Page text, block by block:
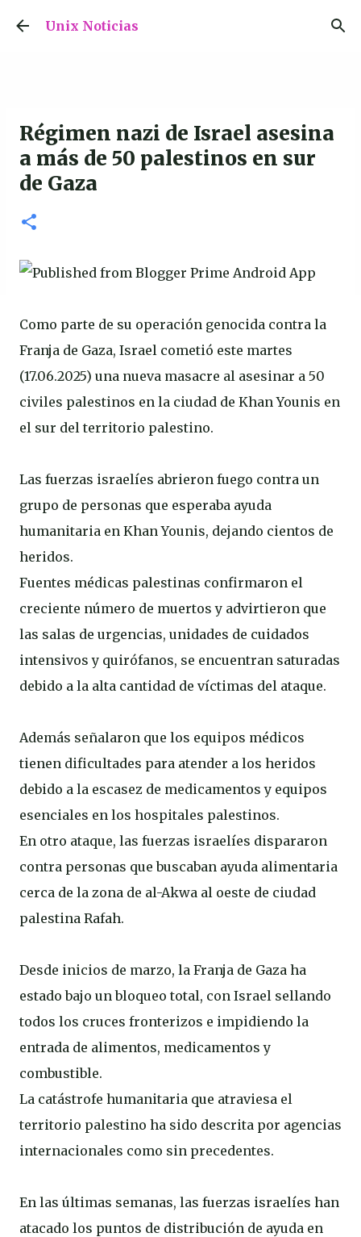
Ir al contenido principal
Unix Noticias
Régimen nazi de Israel asesina
a más de 50 palestinos en sur
de Gaza
Como parte de su operación genocida contra la
Franja de Gaza, Israel cometió este martes
(17.06.2025) una nueva masacre al asesinar a 50
civiles palestinos en la ciudad de Khan Younis en
el sur del territorio palestino.
Las fuerzas israelíes abrieron fuego contra un
grupo de personas que esperaba ayuda
humanitaria en Khan Younis, dejando cientos de
heridos.
Fuentes médicas palestinas confirmaron el
creciente número de muertos y advirtieron que
las salas de urgencias, unidades de cuidados
intensivos y quirófanos, se encuentran saturadas
debido a la alta cantidad de víctimas del ataque.
Además señalaron que los equipos médicos
tienen dificultades para atender a los heridos
debido a la escasez de medicamentos y equipos
esenciales en los hospitales palestinos.
En otro ataque, las fuerzas israelíes dispararon
contra personas que buscaban ayuda alimentaria
cerca de la zona de al-Akwa al oeste de ciudad
palestina Rafah.
Desde inicios de marzo, la Franja de Gaza ha
estado bajo un bloqueo total, con Israel sellando
todos los cruces fronterizos e impidiendo la
entrada de alimentos, medicamentos y
combustible.
La catástrofe humanitaria que atraviesa el
territorio palestino ha sido descrita por agencias
internacionales como sin precedentes.
En las últimas semanas, las fuerzas israelíes han
atacado los puntos de distribución de ayuda en